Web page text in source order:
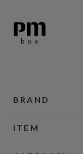
BRAND
ITEM